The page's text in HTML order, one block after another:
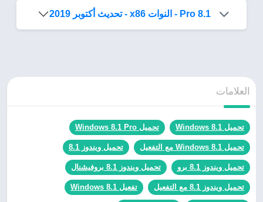
8.1 Pro - النوات x86 - تحديث أكتوبر 2019
العلامات
تحميل Windows 8.1 تحميل Windows 8.1 Pro
تحميل Windows 8.1 مع التفعيل تحميل ويندوز 8.1
تحميل ويندوز 8.1 برو تحميل ويندوز 8.1 بروفيشنال
تحميل ويندوز 8.1 مع التفعيل تفعيل Windows 8.1